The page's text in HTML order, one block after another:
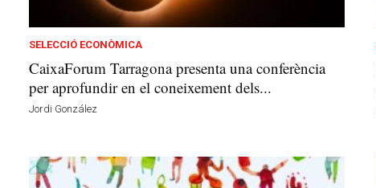
SELECCIÓ ECONÒMICA
CaixaForum Tarragona presenta una conferència
per aprofundir en el coneixement dels...
Jordi González